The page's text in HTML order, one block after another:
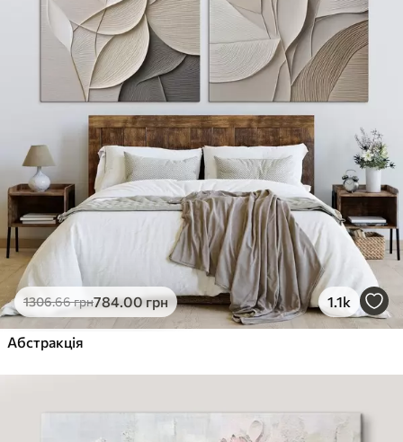
1306.66грн784.00грн 1.1k
Абстракція